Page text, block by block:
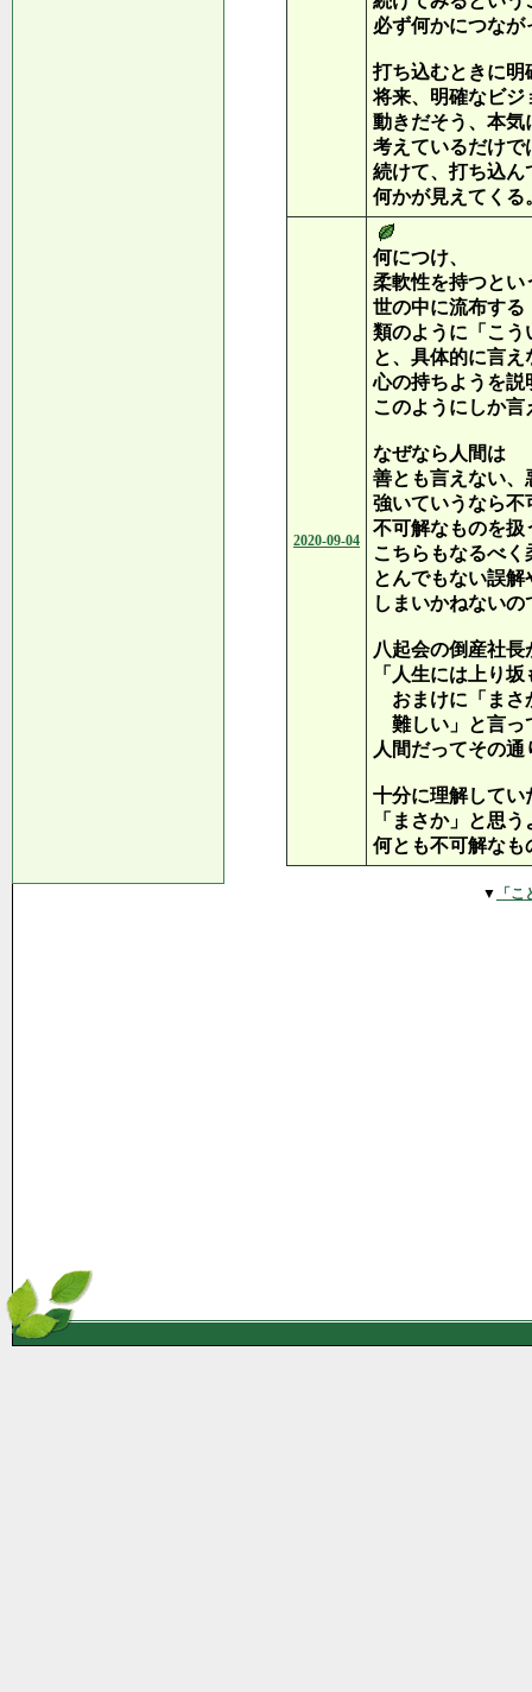
必ず何かにつなが
打ち込むときに明
将来、明確なビジ
動きだそう、本気
考えているだけで
続けて、打ち込ん
何かが見えてくる
2020-09-04
何につけ、
柔軟性を持つとい
世の中に流布する
類のように「こう
と、具体的に言
心の持ちようを説
このようにしか
なぜなら人間は
善とも言えない、
強いていうなら不
不可解なものを扱
こちらもなるべ
とんでもない誤
しまいかねないの
八起会の倒産社長
「人生には上り
おまけに「まさ
難しい」と言っ
人間だってその通
十分に理解してい
「まさか」と思
何とも不可解なも
▼ 「